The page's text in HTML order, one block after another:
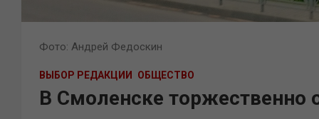
Фото: Андрей Федоскин
ВЫБОР РЕДАКЦИИ ОБЩЕСТВО
В Смоленске торжественно